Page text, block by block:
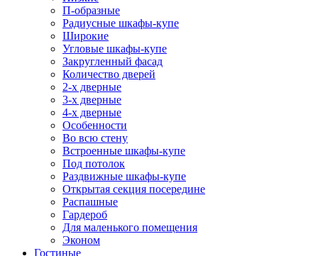
П-образные
Радиусные шкафы-купе
Широкие
Угловые шкафы-купе
Закругленный фасад
Количество дверей
2-х дверные
3-х дверные
4-х дверные
Особенности
Во всю стену
Встроенные шкафы-купе
Под потолок
Раздвижные шкафы-купе
Открытая секция посередине
Распашные
Гардероб
Для маленького помещения
Эконом
Гостиные